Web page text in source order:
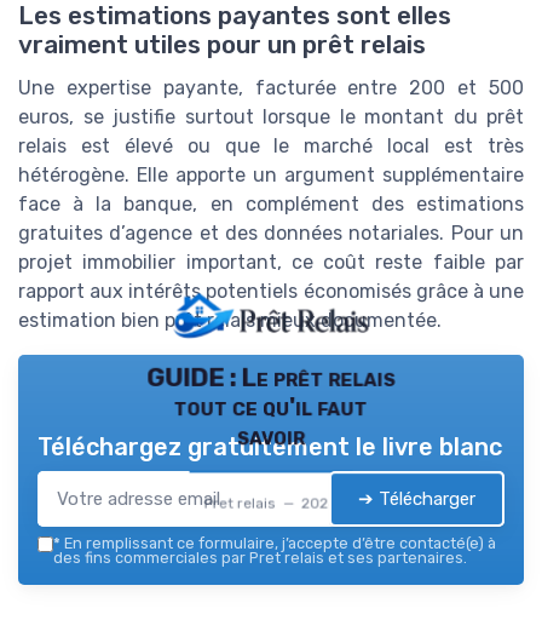
Les estimations payantes sont elles
vraiment utiles pour un prêt relais
Une expertise payante, facturée entre 200 et 500
euros, se justifie surtout lorsque le montant du prêt
relais est élevé ou que le marché local est très
hétérogène. Elle apporte un argument supplémentaire
face à la banque, en complément des estimations
gratuites d’agence et des données notariales. Pour un
projet immobilier important, ce coût reste faible par
rapport aux intérêts potentiels économisés grâce à une
estimation bien prêt relais mieux documentée.
GUIDE : Le prêt relais
tout ce qu'il faut
savoir
Pret relais — 2026
Téléchargez gratuitement le livre blanc
➔ Télécharger
* En remplissant ce formulaire, j’accepte d’être contacté(e) à
des fins commerciales par Pret relais et ses partenaires.